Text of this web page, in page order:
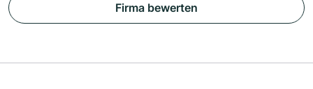
Firma bewerten